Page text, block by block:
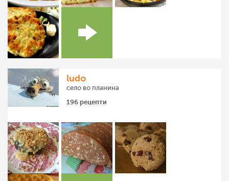
ludo
село во планина
196 рецепти